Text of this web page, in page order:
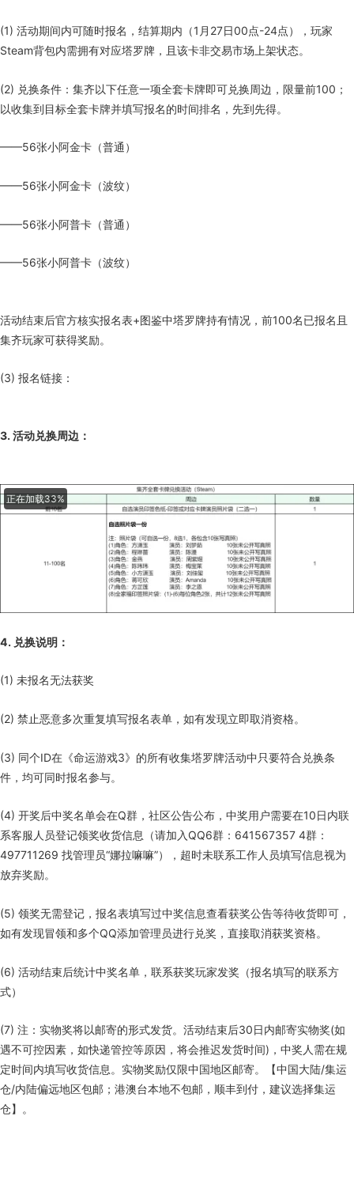
(1) 活动期间内可随时报名，结算期内（1月27日00点-24点），玩家
Steam背包内需拥有对应塔罗牌，且该卡非交易市场上架状态。
(2) 兑换条件：集齐以下任意一项全套卡牌即可兑换周边，限量前100；
以收集到目标全套卡牌并填写报名的时间排名，先到先得。
——56张小阿金卡（普通）
——56张小阿金卡（波纹）
——56张小阿普卡（普通）
——56张小阿普卡（波纹）
活动结束后官方核实报名表+图鉴中塔罗牌持有情况，前100名已报名且
集齐玩家可获得奖励。
(3) 报名链接：
3. 活动兑换周边：
正在加载52%
4. 兑换说明：
(1) 未报名无法获奖
(2) 禁止恶意多次重复填写报名表单，如有发现立即取消资格。
(3) 同个ID在《命运游戏3》的所有收集塔罗牌活动中只要符合兑换条
件，均可同时报名参与。
(4) 开奖后中奖名单会在Q群，社区公告公布，中奖用户需要在10日内联
系客服人员登记领奖收货信息（请加入QQ6群：641567357 4群：
497711269 找管理员“娜拉嘛嘛”），超时未联系工作人员填写信息视为
放弃奖励。
(5) 领奖无需登记，报名表填写过中奖信息查看获奖公告等待收货即可，
如有发现冒领和多个QQ添加管理员进行兑奖，直接取消获奖资格。
(6) 活动结束后统计中奖名单，联系获奖玩家发奖（报名填写的联系方
式）
(7) 注：实物奖将以邮寄的形式发货。活动结束后30日内邮寄实物奖(如
遇不可控因素，如快递管控等原因，将会推迟发货时间)，中奖人需在规
定时间内填写收货信息。实物奖励仅限中国地区邮寄。【中国大陆/集运
仓/内陆偏远地区包邮；港澳台本地不包邮，顺丰到付，建议选择集运
仓】。